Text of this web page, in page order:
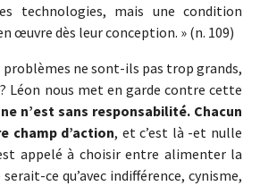
technologies, mais une condition
œuvre dès leur conception. » (n. 109)
problèmes ne sont-ils pas trop grands,
Léon nous met en garde contre cette
n’est sans responsabilité. Chacun
champ d’action, et c’est là -et nulle
appelé à choisir entre alimenter la
ce qu’avec indifférence, cynisme,